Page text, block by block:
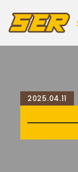
2025.04.11